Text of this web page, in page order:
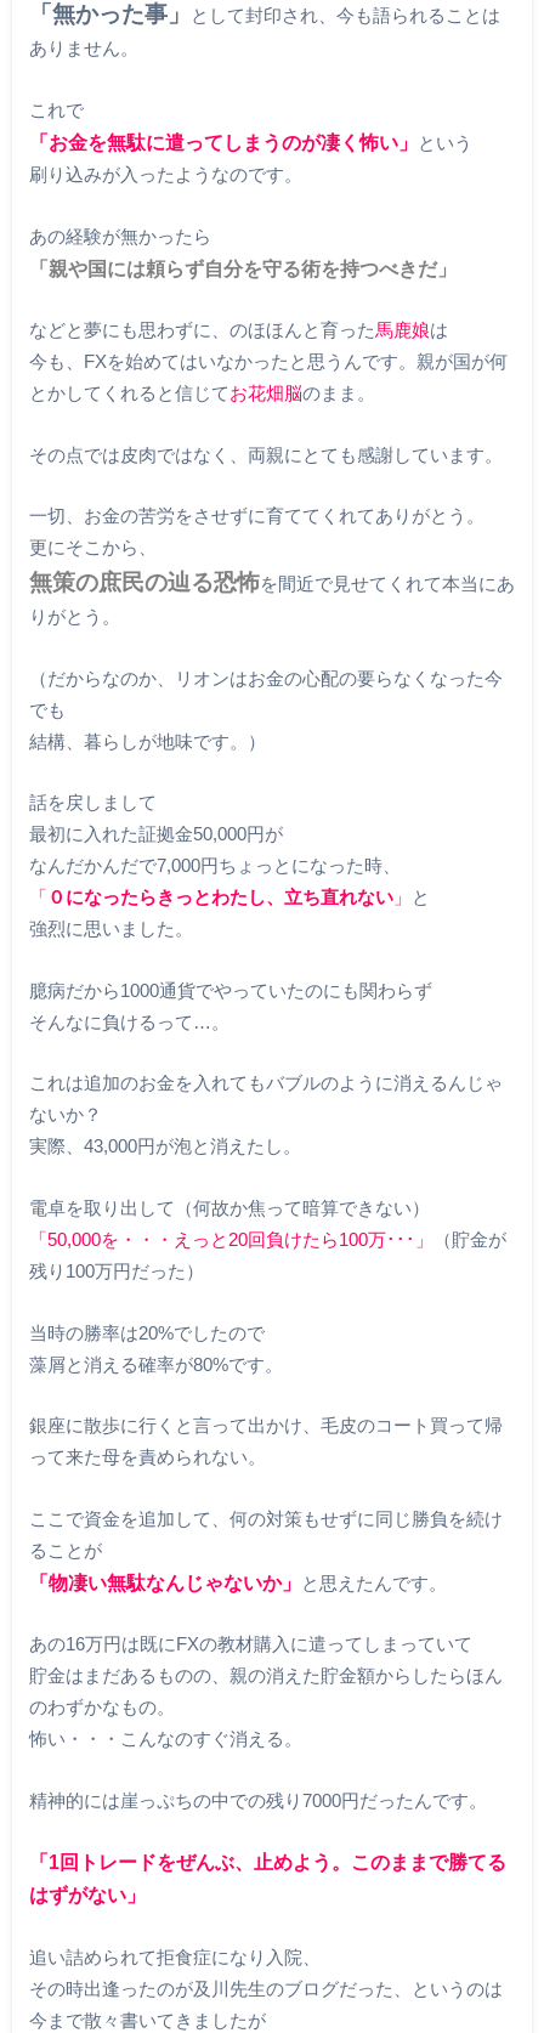
「無かった事」
として封印され、今も語られることは
ありません。
これで
「お金を無駄に遣ってしまうのが凄く怖い」 という
刷り込みが入ったようなのです。
あの経験が無かったら
「親や国には頼らず自分を守る術を持つべきだ」
などと夢にも思わずに、のほほんと育った馬鹿娘は
今も、FXを始めてはいなかったと思うんです。親が国が何
とかしてくれると信じてお花畑脳のまま。
その点では皮肉ではなく、両親にとても感謝しています。
一切、お金の苦労をさせずに育ててくれてありがとう。
更にそこから、
無策の庶民の辿る恐怖を間近で見せてくれて本当にあ
りがとう。
（だからなのか、リオンはお金の心配の要らなくなった今
でも
結構、暮らしが地味です。）
話を戻しまして
最初に入れた証拠金50,000円が
なんだかんだで7,000円ちょっとになった時、
「 ０になったらきっとわたし、立ち直れない」
と
強烈に思いました。
臆病だから1000通貨でやっていたのにも関わらず
そんなに負けるって…。
これは追加のお金を入れてもバブルのように消えるんじゃ
ないか？
実際、43,000円が泡と消えたし。
電卓を取り出して（何故か焦って暗算できない）
「50,000を・・・えっと20回負けたら100万･･･」
（貯金が
残り100万円だった）
当時の勝率は20%でしたので
藻屑と消える確率が80%です。
銀座に散歩に行くと言って出かけ、毛皮のコート買って帰
って来た母を責められない。
ここで資金を追加して、何の対策もせずに同じ勝負を続け
ることが
「物凄い無駄なんじゃないか」 と思えたんです。
あの16万円は既にFXの教材購入に遣ってしまっていて
貯金はまだあるものの、親の消えた貯金額からしたらほん
のわずかなもの。
怖い・・・こんなのすぐ消える。
精神的には崖っぷちの中での残り7000円だったんです。
「1回トレードをぜんぶ、止めよう。このままで勝てる
はずがない」
追い詰められて拒食症になり入院、
その時出逢ったのが及川先生のブログだった、というのは
今まで散々書いてきましたが